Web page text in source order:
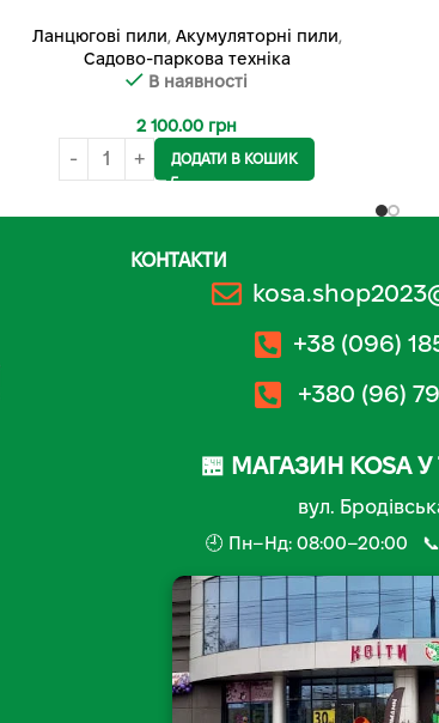
Ланцюгові пили, Акумуляторні пили,
Садово-паркова техніка
В наявності
2 100.00 грн
ДОДАТИ В КОШИК
КОНТАКТИ
+38 (096)
+380 (96)
🏪 МАГАЗИН KOSA
вул.
🕘 Пн–Нд: 08:00–20:00